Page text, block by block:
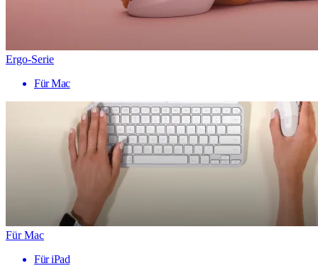
Ergo-Serie
Für Mac
Für Mac
Für iPad